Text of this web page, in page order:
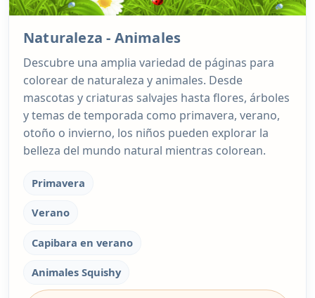
Naturaleza - Animales
Descubre una amplia variedad de páginas para
colorear de naturaleza y animales. Desde
mascotas y criaturas salvajes hasta flores, árboles
y temas de temporada como primavera, verano,
otoño o invierno, los niños pueden explorar la
belleza del mundo natural mientras colorean.
Primavera
Verano
Capibara en verano
Animales Squishy